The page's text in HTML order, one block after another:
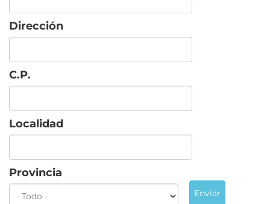
Dirección
C.P.
Localidad
Provincia
Enviar